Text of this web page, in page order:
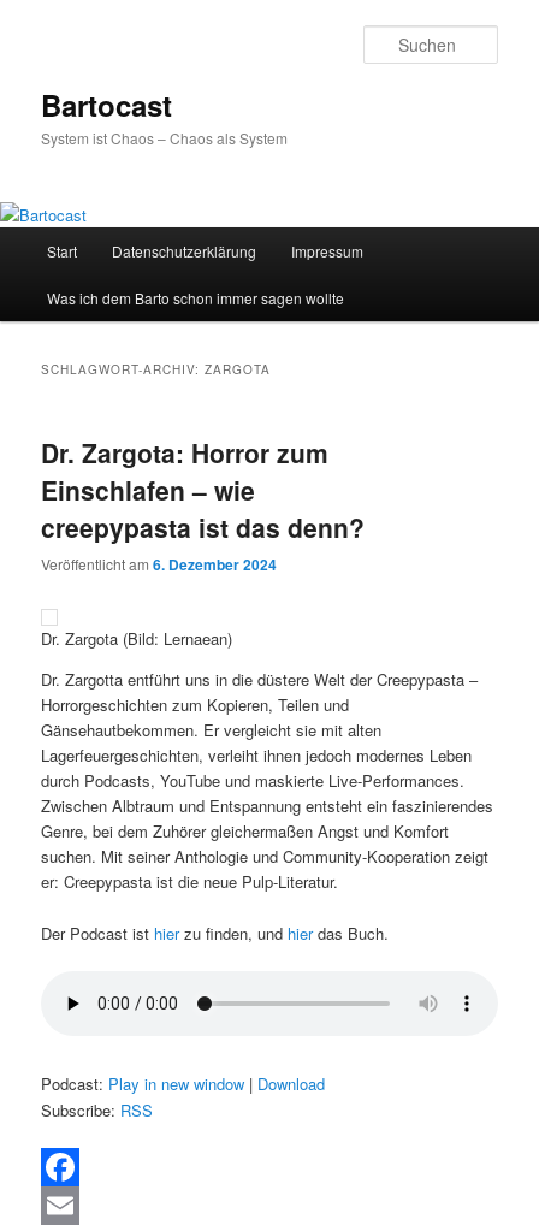
Bartocast
System ist Chaos – Chaos als System
Start Datenschutzerklärung Impressum
Was ich dem Barto schon immer sagen wollte
SCHLAGWORT-ARCHIV:ZARGOTA
Dr. Zargota: Horror zum
Einschlafen – wie
creepypasta ist das denn?
Veröffentlicht am6. Dezember 2024
Dr. Zargota (Bild: Lernaean)
Dr. Zargotta entführt uns in die düstere Welt der Creepypasta –
Horrorgeschichten zum Kopieren, Teilen und
Gänsehautbekommen. Er vergleicht sie mit alten
Lagerfeuergeschichten, verleiht ihnen jedoch modernes Leben
durch Podcasts, YouTube und maskierte Live-Performances.
Zwischen Albtraum und Entspannung entsteht ein faszinierendes
Genre, bei dem Zuhörer gleichermaßen Angst und Komfort
suchen. Mit seiner Anthologie und Community-Kooperation zeigt
er: Creepypasta ist die neue Pulp-Literatur.
Der Podcast ist hierzu finden, und hierdas Buch.
Podcast: Play in new window | Download
Subscribe: RSS
Facebook